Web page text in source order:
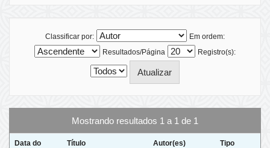
Classificar por:
Em ordem:
Resultados/Página
Registro(s):
Mostrando resultados 1 a 1 de 1
Data do
Título Autor(es) Tipo